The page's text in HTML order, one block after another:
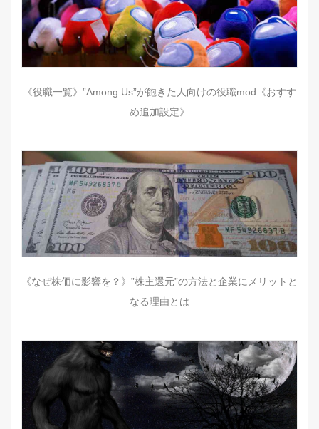
《役職一覧》”Among Us”が飽きた人向けの役職mod《おすす
め追加設定》
《なぜ株価に影響を？》”株主還元”の方法と企業にメリットと
なる理由とは